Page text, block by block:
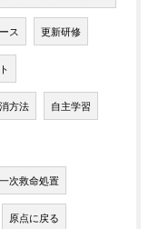
ス 更新研修
方法 自主学習
一次救命処置
原点に戻る